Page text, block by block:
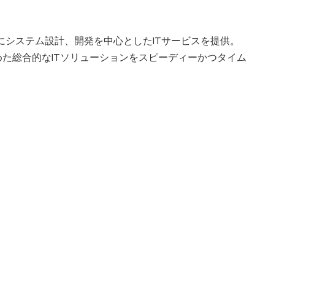
ステム設計、開発を中心としたITサービスを提供。
総合的なITソリューションをスピーディーかつタイム